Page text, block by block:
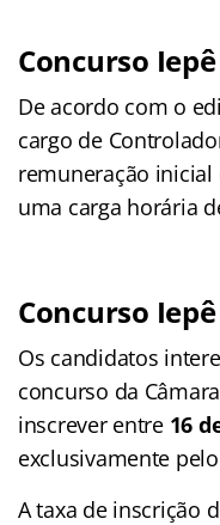
Concurso
De acordo com o
cargo de
remuneração inicial
uma carga horária
Concurso
Os candidatos
concurso da
inscrever entre 16
exclusivamente
A taxa de inscrição